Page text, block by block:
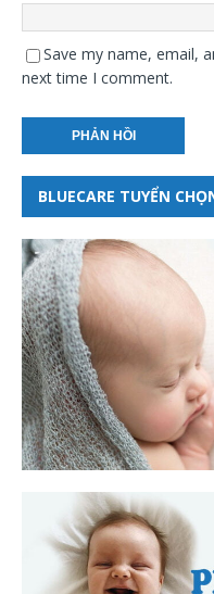
Save my name, email,
next time I comment.
BLUECARE TUYỂN